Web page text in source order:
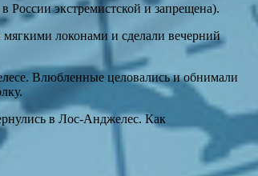
России экстремистской и запрещена).
локонами и сделали вечерний
Влюбленные целовались и обнимали
в Лос-Анджелес. Как